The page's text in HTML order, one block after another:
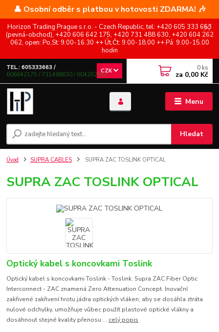
👤 Osobní odběr s platbou v hotovosti ZDARMA! 🎶
Horizon Trading Prague s.r.o. - Czech Republic, tel: +420 605 333 663
(pevná-obchod), +420 606 642 175, +420 731 488 630, +420 604 262
062, open: Po,St: 9.00-16.30 ++ Út,Čt: 9.00-18.00 ++ Pá: 9.00-15.00
hodin
Menu
CZK
Hledat
TEL.: 605333663 /
606642175 / 731488630 / 604262062
0 ks
za 0,00 Kč
Úvod SUPRA CABLES SUPRA ZAC TOSLINK OPTICAL
SUPRA ZAC TOSLINK OPTICAL
Optický kabel s koncovkami Toslink
Optický kabel s koncovkami Toslink - Toslink. Supra ZAC Fiber Optic
Interconnect - ZAC znamená Zero Attenuation Concept. Inovační
zakřivené zakřivení hrotu jádra optických vláken, aby se dosáhla ztráta
nulové odchylky, umožňuje vůbec použít plastové optické vlákny a
dosáhnout stejné kvality přenosu ... celý popis